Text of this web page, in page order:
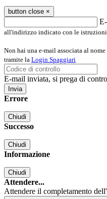
button close ×
all'indirizzo indicato con le istruzioni
Non hai una e-mail associata al
tramite la Login Spaggiari
E-mail inviata, si prega di
Errore
Chiudi
Successo
Chiudi
Informazione
Chiudi
Attendere...
Attendere il completamento